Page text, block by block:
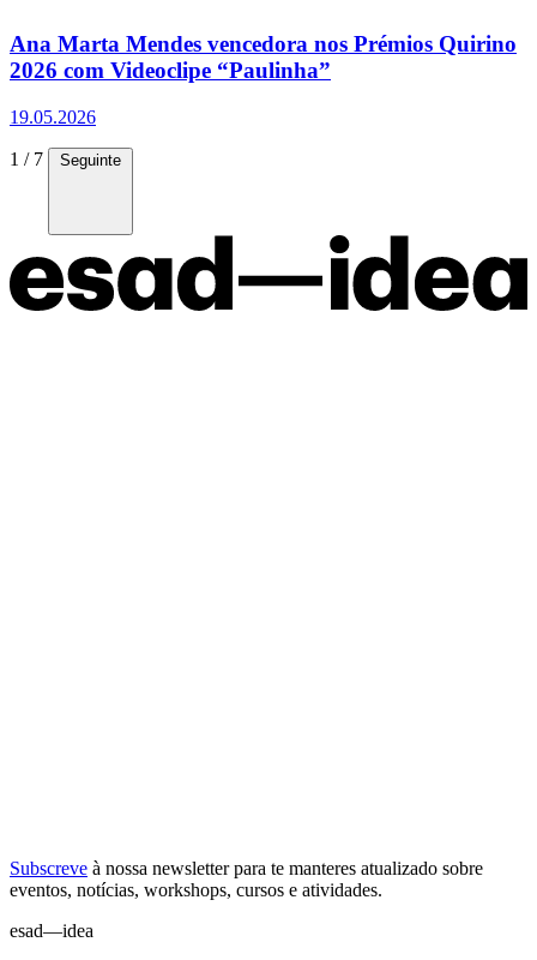
Ana Marta Mendes vencedora nos Prémios Quirino
2026 com Videoclipe “Paulinha”
19.05.2026
1 / 7 Seguinte
Subscreve à nossa newsletterpara te manteres atualizado sobre
eventos, notícias, workshops, cursos e atividades.
esad—idea